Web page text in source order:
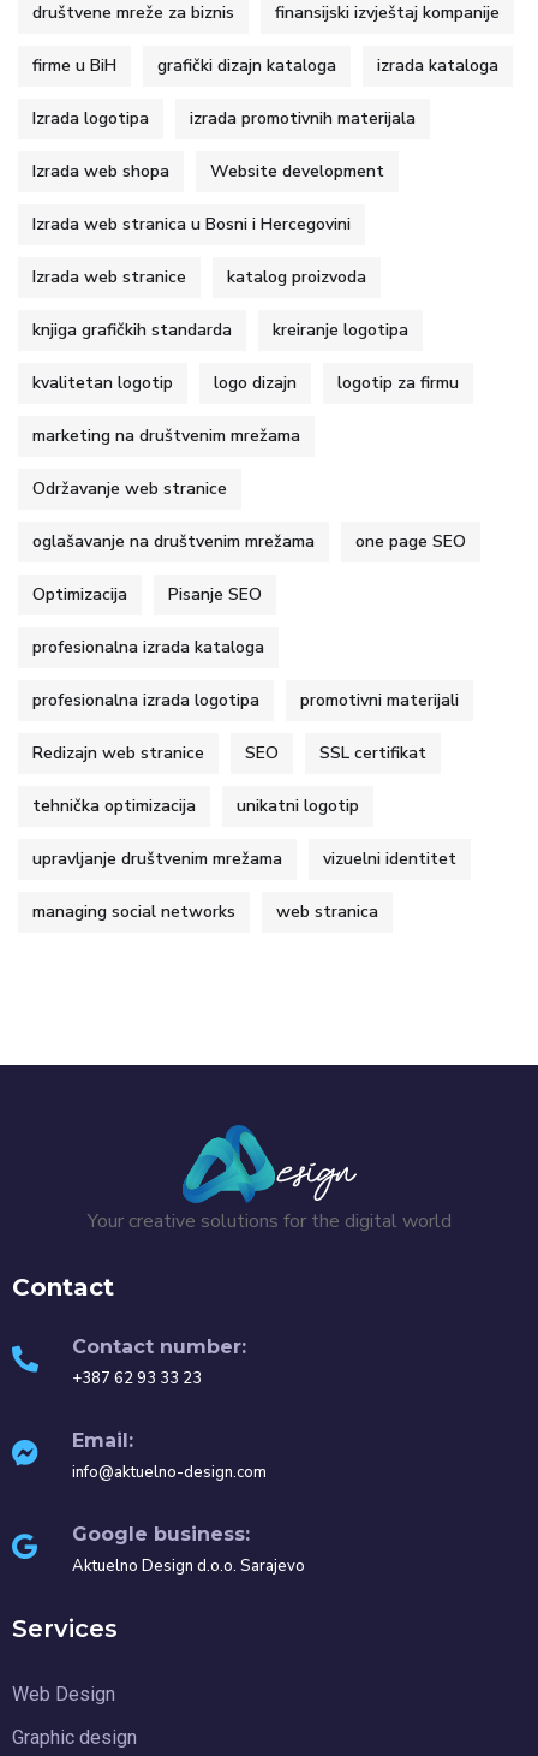
društvene mreže za biznis finansijski izvještaj kompanije
firme u BiH grafički dizajn kataloga izrada kataloga
Izrada logotipa izrada promotivnih materijala
Izrada web shopa Website development
Izrada web stranica u Bosni i Hercegovini
Izrada web stranice katalog proizvoda
knjiga grafičkih standarda kreiranje logotipa
kvalitetan logotip logo dizajn logotip za firmu
marketing na društvenim mrežama
Održavanje web stranice
oglašavanje na društvenim mrežama one page SEO
Optimizacija Pisanje SEO
profesionalna izrada kataloga
profesionalna izrada logotipa promotivni materijali
Redizajn web stranice SEO SSL certifikat
tehnička optimizacija unikatni logotip
upravljanje društvenim mrežama vizuelni identitet
managing social networks web stranica
Your creative solutions for the digital world
Contact
Contact number:
+387 62 93 33 23
Email:
info@aktuelno-design.com
Google business:
Aktuelno Design d.o.o. Sarajevo
Services
Web Design
Graphic design